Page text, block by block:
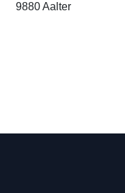
9880 Aalter